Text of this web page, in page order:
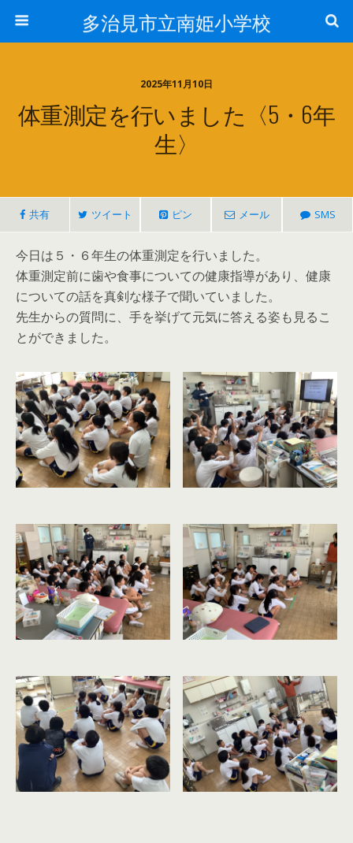
多治見市立南姫小学校
2025年11月10日
体重測定を行いました〈5・6年
生〉
共有 ツイート ピン メール SMS
今日は５・６年生の体重測定を行いました。
体重測定前に歯や食事についての健康指導があり、健康
についての話を真剣な様子で聞いていました。
先生からの質問に、手を挙げて元気に答える姿も見るこ
とができました。